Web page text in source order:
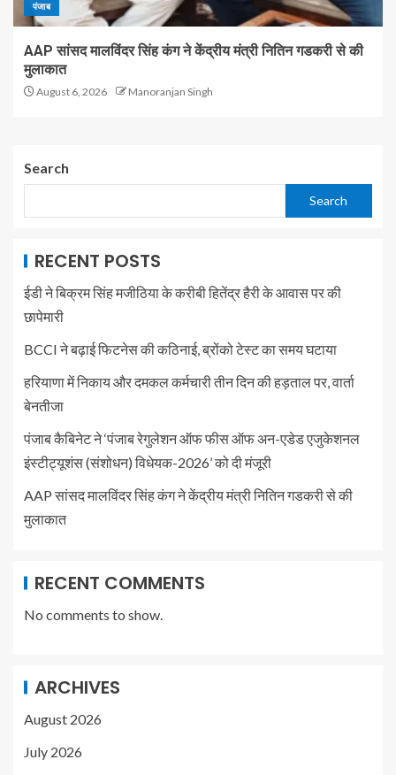
पंजाब
AAP सांसद मालविंदर सिंह कंग ने केंद्रीय मंत्री नितिन गडकरी से की
मुलाकात
August 6, 2026 Manoranjan Singh
Search
Search
RECENT POSTS
ईडी ने बिक्रम सिंह मजीठिया के करीबी हितेंद्र हैरी के आवास पर की
छापेमारी
BCCI ने बढ़ाई फिटनेस की कठिनाई, ब्रोंको टेस्ट का समय घटाया
हरियाणा में निकाय और दमकल कर्मचारी तीन दिन की हड़ताल पर, वार्ता
बेनतीजा
पंजाब कैबिनेट ने ‘पंजाब रेगुलेशन ऑफ फीस ऑफ अन-एडेड एजुकेशनल
इंस्टीट्यूशंस (संशोधन) विधेयक-2026’ को दी मंजूरी
AAP सांसद मालविंदर सिंह कंग ने केंद्रीय मंत्री नितिन गडकरी से की
मुलाकात
RECENT COMMENTS
No comments to show.
ARCHIVES
August 2026
July 2026